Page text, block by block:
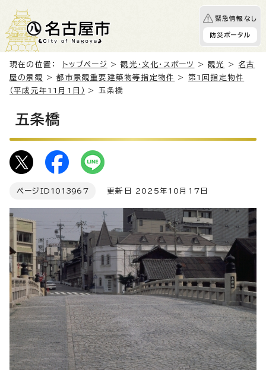
緊急情報なし
防災ポータル
現在の位置： トップページ >観光・文化・スポーツ >観光 > 名古
屋の景観
>都市景観重要建築物等指定物件 > 第1回指定物件
（平成元年11月1日）
> 五条橋
五条橋
ページID 1013967 更新日 2025年10月17日